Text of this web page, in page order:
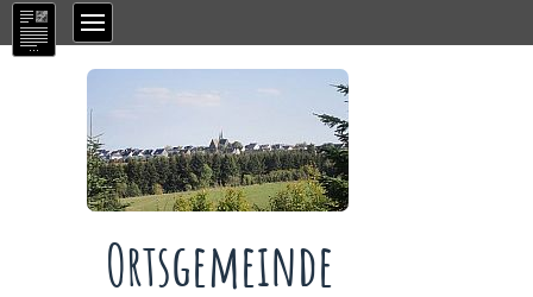
Ortsgemeinde